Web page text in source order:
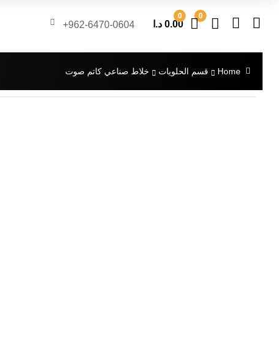
0
0
0.00 د.ا 962-6470-0604+
Home قسم الحلويات خلاط صناعي كاتم صوت